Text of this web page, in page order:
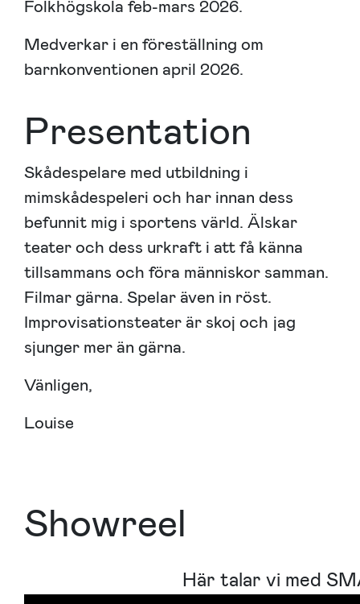
Folkhögskola feb-mars 2026.
Medverkar i en föreställning om
barnkonventionen april 2026.
Presentation
Skådespelare med utbildning i
mimskådespeleri och har innan dess
befunnit mig i sportens värld. Älskar
teater och dess urkraft i att få känna
tillsammans och föra människor samman.
Filmar gärna. Spelar även in röst.
Improvisationsteater är skoj och jag
sjunger mer än gärna.
Vänligen,
Louise
Showreel
Här talar vi med